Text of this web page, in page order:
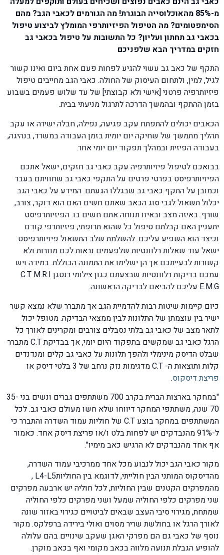
מ-85% מהאוכלוסייה הבוגרת! מה הגורמים לכאבי הגב? מהם
הסימפטומים? מה הטיפול הפיזיותרפי המומלץ לביצוע טיפול
בכאבי גב תחתון ועליון? כל התשובות על טיפול בכאבי גב
חזקים במדריך הבא שלפניכם
התקף של כאב גב עשוי להגיע לפחות פעם אחת ביום ואינו קשור
לגיל, למין, ולתחום העיסוק של החולה. כאבי הגב מחייבים טיפול
פיזיותרפיה פרטני [אישי ולא קבוצתי] של עד שלוש פעמים בשבוע
בזמן ההתקף ובהמשך הדרכה לתרגול מניעתי בבית.
הכאבים יכולים להתפתח עקב פגיעה, נפילה, חבלה ישירה או עקב
תהליך מתמשך של שחיקה יום יומית בזמן העבודה במשרד, בנהיגה,
בעבודה הפיזית ובמהלך תפקוד יום יומי אחר.
בבואכם לטיפול פיזיותרפיה עקב כאבי גב חזקים, ישאל אתכם
הפיזיותרפיסט בפרטי פרטים על התקפי כאבי גב שחוויתם בעבר
וכמובן על התקף כאבי גב שבגללו הגעתם. המידע על כאבי הגב
יכלול תשאול לגבי סוג הכאב שאתם חשים האם הוא דוקר, צורב,
שורף. באיזה מצב ובאיזו תנוחה אתם חשים בו. הפיזיותרפיסט
יתעניין האם קבלתם טיפול כל שהוא תרופתי, פיזיותרפי קודם
וכיצד הוא השפיע עליכם. להשלמת שלב התשאול פיזיותרפיסט
ישאל עוד שאלות רלוונטיות שלפעמים נראות לכם מוזרות ולא
קשורות לבעייתכם אך הן ישלימו את התמונה הכוללת. במידה ויש
עמכם בדיקות רלוונטיות שבצעתם כגון צילומי רנטגן C.T M.R.I
E.M.G עליכם להביאם לבדיקה הראשונה.
כיום קיימות שיטות רבות להדמיית הגב אך מתברר שלא נמצא קשר
ישיר בין עוצמתן של התלונות לבין ממצאי הבדיקה. מטופל יכול
לתאר מצב של כאבי גב בלתי נסבלים צורבים ומקרינים לאורך כל
הרגל כאבי גב שמקשים בתפקוד היום יומי, אך בבדיקת C.T מתברר
שבלט הדיסק מינימלי ולהפך תלונות על כאבי גב קלים ומנדנדים
קלות ותוצאות ה- C.T מדגימות נזק נרחב של 3 בלטי דיסק או
פריצת דיסקוס.
"במחקר בארצות הברית בקרב 700 משתתפים גברים ונשים בני 35-
70 שנה, משתתפי המחקר דיווחו שלא חשו מעולם כאבי גב. לכל
המשתתפים במחקר בוצע C.T של חוליות עמוד השדרה והתברר כי
ל-91% מהנבדקים יש לפחות בלט ו/או פריצת דיסק אחד. כאמור
אף אחד מהנבדקים לא הרגיש כאב מימיו".
מקור כאבי הגב יכול לנבוע מכל אחד ממרכיבי עמוד השדרה,
מהדיסקוס המותני הבין חולייתי, לדוגמא בין החוליותL4-L5 ,
מהמפרקים הקטנים שבין החוליות, לכל חוליה יש ארבעה מפרקים
שני מפרקים כלפי החוליה שמעל ושני מפרקים כלפי החוליה
שמתחת, מגירוי סיבי העצב שבאים לביטויים כגירוי באזור שונה
לאורך הרגל או בחולשת שריר מסוים ואולי בירידה ברפלקס. מקור
נוסף של כאבי גם הם מפרקי האגן שעקב שינויים בהם עלולה
להופיע הגבלת תנועה מלווה בכאב מקומי ואף בכאב מוקרן.